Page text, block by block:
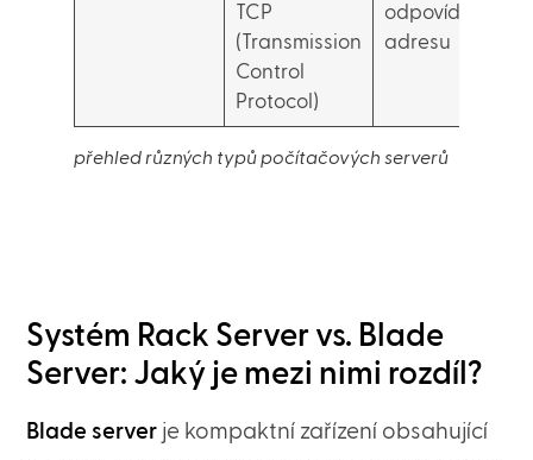
TCP
(Transmission
Control
Protocol)
odpovídající IP
adresu
přehled různých typů počítačových serverů
Systém Rack Server vs. Blade
Server: Jaký je mezi nimi rozdíl?
Blade server je kompaktní zařízení obsahující